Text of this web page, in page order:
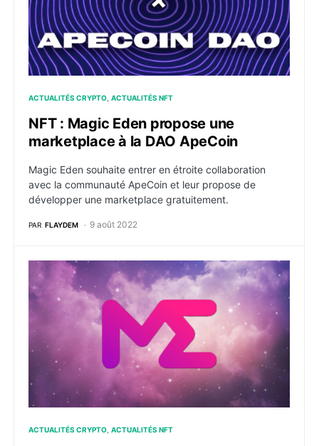
ACTUALITÉS CRYPTO ACTUALITÉS NFT
NFT : Magic Eden propose une
marketplace à la DAO ApeCoin
Magic Eden souhaite entrer en étroite collaboration
avec la communauté ApeCoin et leur propose de
développer une marketplace gratuitement.
PAR FLAYDEM 9 août 2022
NFT : Magic Eden intègre le réseau Ethereum à sa
ACTUALITÉS CRYPTO ACTUALITÉS NFT